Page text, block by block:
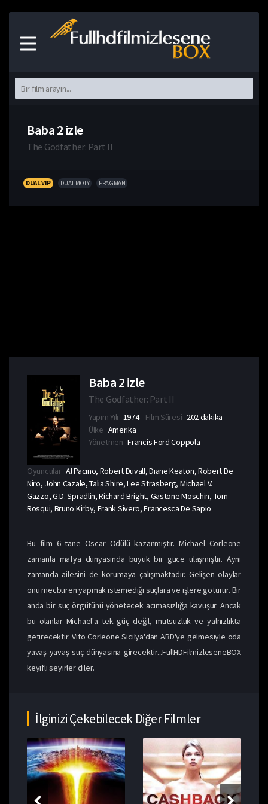
Baba 2 izle
The Godfather: Part II
DUAL VIP DUAL MOLY FRAGMAN
Baba 2 izle
The Godfather: Part II
Yapım Yılı 1974 Film Süresi 202 dakika
Ülke Amerika
Yönetmen Francis Ford Coppola
Oyuncular Al Pacino, Robert Duvall, Diane Keaton, Robert De
Niro, John Cazale, Talia Shire, Lee Strasberg, Michael V.
Gazzo, G.D. Spradlin, Richard Bright, Gastone Moschin, Tom
Rosqui, Bruno Kirby, Frank Sivero, Francesca De Sapio
Bu film 6 tane Oscar Ödülü kazanmıştır. Michael Corleone
zamanla mafya dünyasında büyük bir güce ulaşmıştır. Aynı
zamanda ailesini de korumaya çalışmaktadır. Gelişen olaylar
onu mecburen yapmak istemediği suçlara ve işlere götürür. Bir
anda bir suç örgütünü yönetecek acımasızlığa kavuşur. Ancak
bu olanlar Michael'a tek güç değil, mutsuzluk ve yalnızlıkta
getirecektir. Vito Corleone Sicilya'dan ABD'ye gelmesiyle oda
yavaş yavaş suç dünyasına girecektir...FullHDFilmizleseneBOX
keyifli seyirler diler.
İlginizi Çekebilecek Diğer Filmler